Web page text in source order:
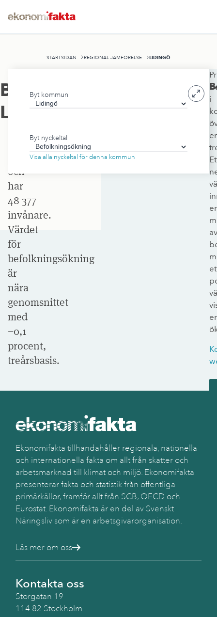
STARTSIDAN REGIONAL JÄMFÖRELSE LIDINGÖ
Befolkningsökning
Lidingö
ligger
Stockholms
och
har
48 377
invånare.
Värdet
för
befolkningsökning
är
nära
genomsnittet
med
−0,1
procent,
treårsbasis.
Byt kommun
Byt nyckeltal
Visa alla nyckeltal för denna kommun
i
av
Ekonomifakta tillhandahåller regionala, nationella
och internationella fakta om allt från skatter och
arbetsmarknad till klimat och miljö. Ekonomifakta
presenterar fakta och statistik från offentliga
primärkällor, framför allt från SCB, OECD och
Eurostat. Ekonomifakta är en del av Svenskt
Näringsliv som är en arbetsgivarorganisation.
Läs mer om oss
Kontakta oss
Storgatan 19
114 82 Stockholm